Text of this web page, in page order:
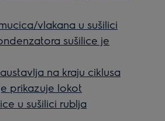
vlakana u sušilici
sušilice je
na kraju ciklusa
prikazuje lokot
u sušilici rublja